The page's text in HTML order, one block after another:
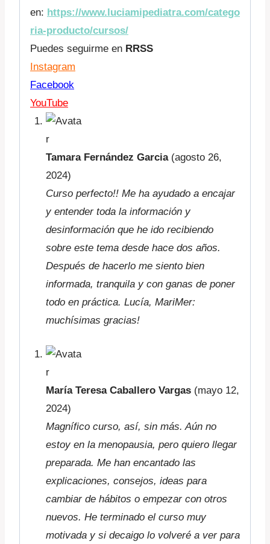
en: https://www.luciamipediatra.com/catego
ria-producto/cursos/
Puedes seguirme en RRSS
Instagram
Facebook
YouTube
Tamara Fernández Garcia(agosto 26,
2024)
Curso perfecto!! Me ha ayudado a encajar
y entender toda la información y
desinformación que he ido recibiendo
sobre este tema desde hace dos años.
Después de hacerlo me siento bien
informada, tranquila y con ganas de poner
todo en práctica. Lucía, MariMer:
muchísimas gracias!
María Teresa Caballero Vargas(mayo 12,
2024)
Magnífico curso, así, sin más. Aún no
estoy en la menopausia, pero quiero llegar
preparada. Me han encantado las
explicaciones, consejos, ideas para
cambiar de hábitos o empezar con otros
nuevos. He terminado el curso muy
motivada y si decaigo lo volveré a ver para